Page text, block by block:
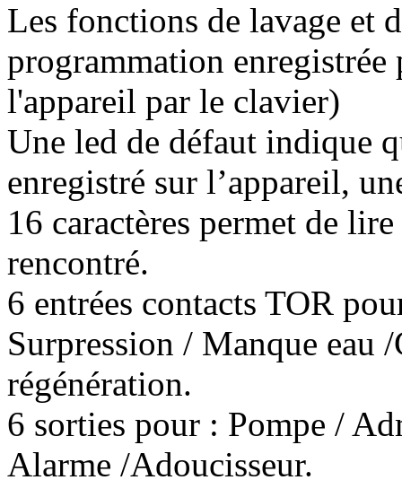
Les fonctions de lavage et
programmation enregistrée
l'appareil par le clavier)
Une led de défaut indique
enregistré sur l’appareil,
16 caractères permet de
rencontré.
6 entrées contacts TOR
Surpression / Manque eau
régénération.
6 sorties pour : Pompe /
Alarme /Adoucisseur.